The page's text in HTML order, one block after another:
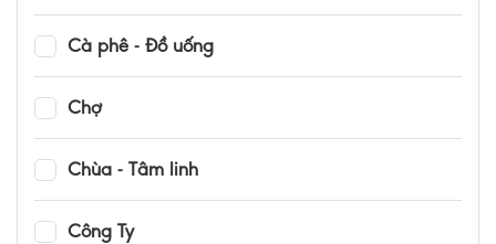
Cà phê - Đồ uống
Chợ
Chùa - Tâm linh
Công Ty